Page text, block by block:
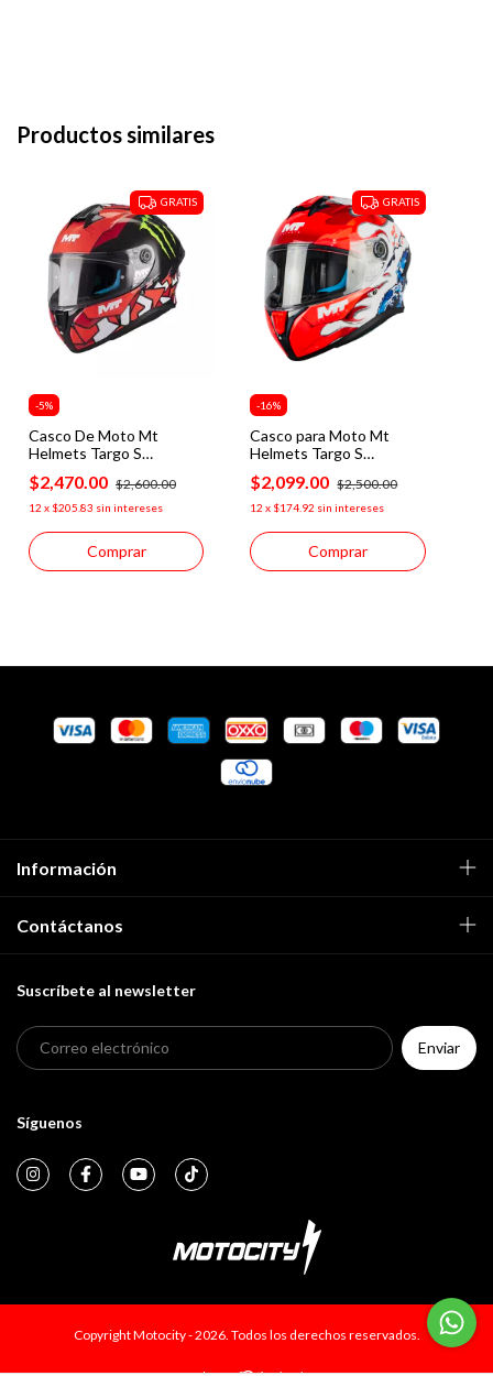
Productos similares
GRATIS
-5%
Casco De Moto Mt
Helmets Targo S
Piqueras B5 Rojo Brillo
$2,470.00 $2,600.00
12 x $205.83 sin intereses
Comprar
GRATIS
-16%
Casco para Moto Mt
Helmets Targo S
Yamanaka 2025 A5 Rojo
$2,099.00 $2,500.00
12 x $174.92 sin intereses
Comprar
Información
Contáctanos
Suscríbete al newsletter
Síguenos
Copyright Motocity - 2026. Todos los derechos reservados.